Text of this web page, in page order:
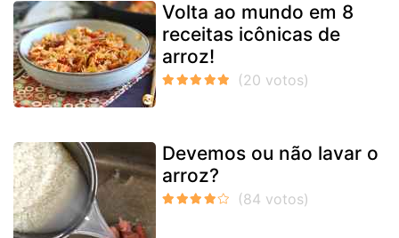
Volta ao mundo em 8
receitas icônicas de
arroz!
Devemos ou não lavar o
arroz?